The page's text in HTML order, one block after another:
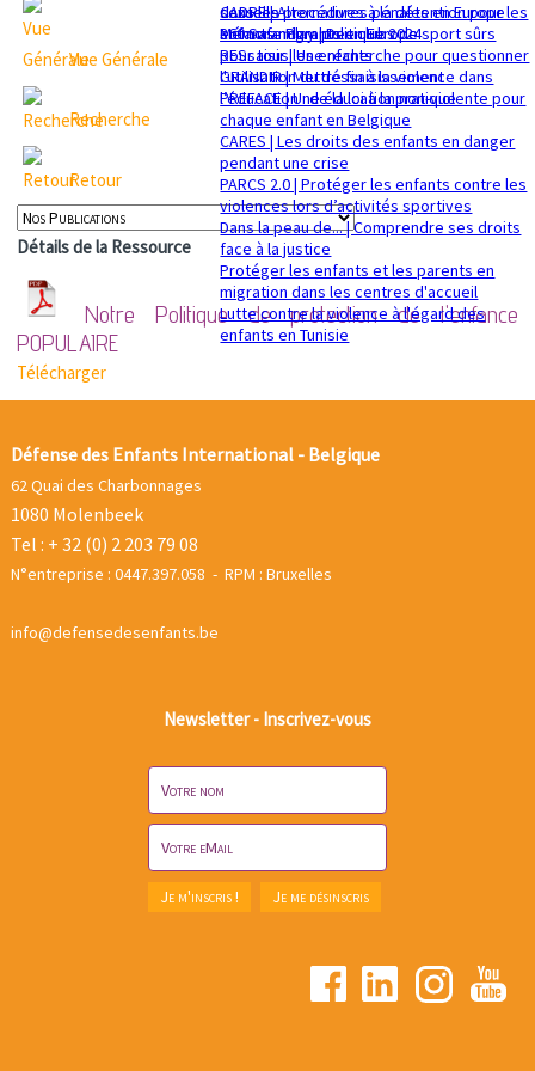
sexuelle
Mémorandum politique 2024
dans les procédures pénales en Europe
360 Safe Play | Des clubs de sport sûrs
pour tous les enfants
GRANDIR | Mettre fin à la violence dans
l’éducation : de la loi à la pratique
CADRE | Alternatives à la détention pour les
enfants migrants en Europe
RESsaisir | Une recherche pour questionner
l'utilisation du déssaisissement
PREFACE | Une éducation non-violente pour
chaque enfant en Belgique
CARES | Les droits des enfants en danger
pendant une crise
PARCS 2.0 | Protéger les enfants contre les
violences lors d’activités sportives
Dans la peau de... | Comprendre ses droits
face à la justice
Protéger les enfants et les parents en
migration dans les centres d'accueil
Lutte contre la violence à l'égard des
enfants en Tunisie
Vue Générale
Recherche
Retour
Détails de la Ressource
Notre Politique de protection de l'enfance
POPULAIRE
Télécharger
Défense des Enfants International - Belgique
62 Quai des Charbonnages
1080 Molenbeek
Tel : + 32 (0) 2 203 79 08
N°entreprise : 0447.397.058 - RPM : Bruxelles
info@defensedesenfants.be
Newsletter - Inscrivez-vous